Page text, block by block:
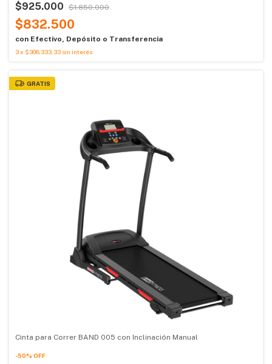
$925.000 $1.850.000
$832.500
con Efectivo, Depósito o Transferencia
3x $308.333,33 sin interés
GRATIS
Cinta para Correr BAND 005 con Inclinación Manual
-50% OFF